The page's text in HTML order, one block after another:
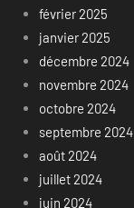
février 2025
janvier 2025
décembre 2024
novembre 2024
octobre 2024
septembre 2024
août 2024
juillet 2024
juin 2024